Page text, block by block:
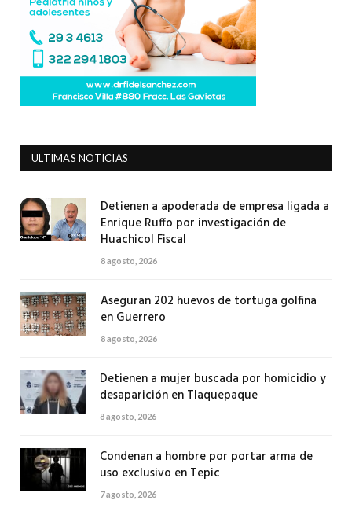
ULTIMAS NOTICIAS
Detienen a apoderada de empresa ligada a
Enrique Ruffo por investigación de
Huachicol Fiscal
8 agosto, 2026
Aseguran 202 huevos de tortuga golfina
en Guerrero
8 agosto, 2026
Detienen a mujer buscada por homicidio y
desaparición en Tlaquepaque
8 agosto, 2026
Condenan a hombre por portar arma de
uso exclusivo en Tepic
7 agosto, 2026